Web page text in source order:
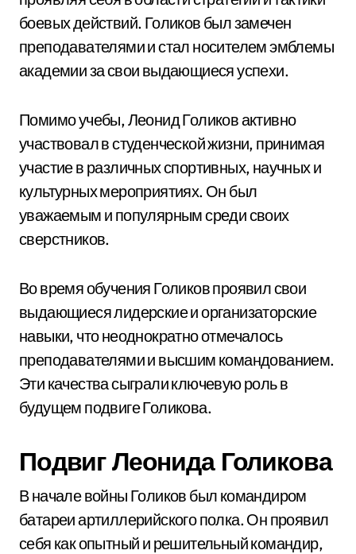
боевых действий. Голиков был замечен
преподавателями и стал носителем эмблемы
академии за свои выдающиеся успехи.
Помимо учебы, Леонид Голиков активно
участвовал в студенческой жизни, принимая
участие в различных спортивных, научных и
культурных мероприятиях. Он был
уважаемым и популярным среди своих
сверстников.
Во время обучения Голиков проявил свои
выдающиеся лидерские и организаторские
навыки, что неоднократно отмечалось
преподавателями и высшим командованием.
Эти качества сыграли ключевую роль в
будущем подвиге Голикова.
Подвиг Леонида Голикова
В начале войны Голиков был командиром
батареи артиллерийского полка. Он проявил
себя как опытный и решительный командир,